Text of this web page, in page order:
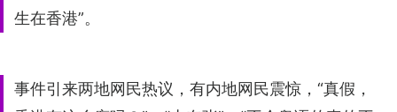
生在香港”。
事件引来两地网民热议，有内地网民震惊，“真假，